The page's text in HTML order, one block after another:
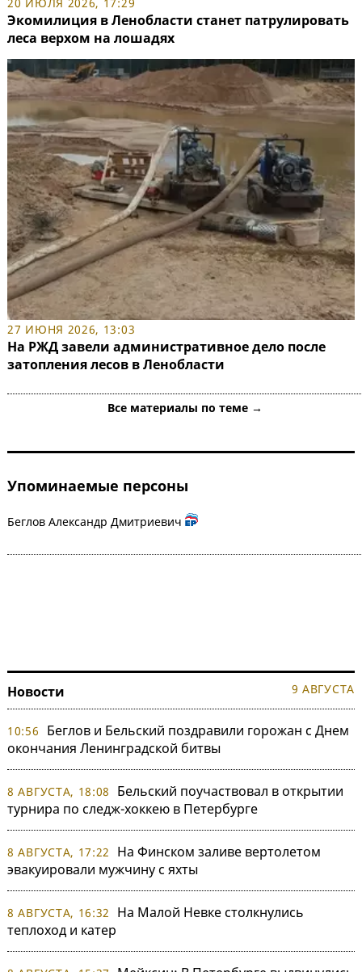
Экомилиция в Ленобласти станет патрулировать
леса верхом на лошадях
27 ИЮНЯ 2026, 13:03
На РЖД завели административное дело после
затопления лесов в Ленобласти
Все материалы по теме →
Упоминаемые персоны
Беглов Александр Дмитриевич
Новости 9 АВГУСТА
10:56
Беглов и Бельский поздравили горожан с Днем
окончания Ленинградской битвы
8 АВГУСТА, 18:08
Бельский поучаствовал в открытии
турнира по следж-хоккею в Петербурге
8 АВГУСТА, 17:22
На Финском заливе вертолетом
эвакуировали мужчину с яхты
8 АВГУСТА, 16:32
На Малой Невке столкнулись
теплоход и катер